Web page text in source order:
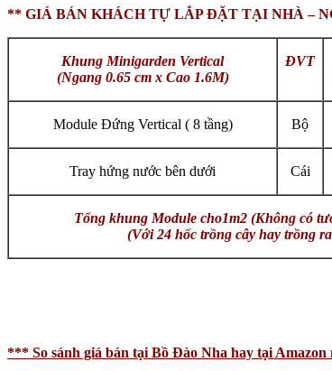
** GIÁ BÁN KHÁCH TỰ LẮP ĐẶT TẠI NHÀ –
Khung Minigarden Vertical
(Ngang 0.65 cm x Cao 1.6M)
ĐVT
Module Đứng Vertical ( 8 tầng) Bộ
Tray hứng nước bên dưới Cái
Tổng khung Module cho1m2 (Không có
(Với 24 hốc trồng cây hay trồng
*** So sánh giá bán tại Bồ Đào Nha hay tại Amazon